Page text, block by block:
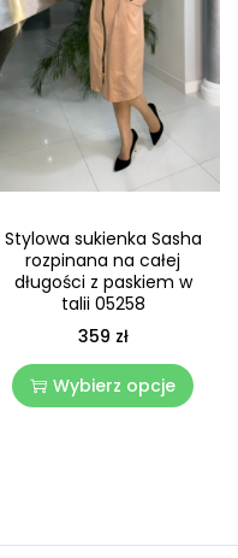
Stylowa sukienka Sasha
rozpinana na całej
długości z paskiem w
talii 05258
359 zł
Wybierz opcje